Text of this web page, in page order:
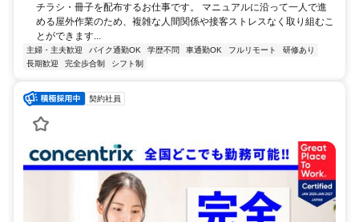
チラシ・冊子を配布するお仕事です。 マニュアルに沿って一人で進
める屋外作業のため、複雑な人間関係や接客ストレスなく取り組むこ
とができます...
主婦・主夫歓迎 バイク通勤OK 学歴不問 車通勤OK フルリモート
研修あり
長期歓迎
完全歩合制 シフト制
契約社員